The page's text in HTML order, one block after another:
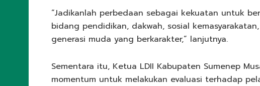
“Jadikanlah perbedaan sebagai kekuatan untuk
bidang pendidikan, dakwah, sosial
generasi muda yang berkarakter,” lanjutnya.
Sementara itu, Ketua LDII Kabupaten Sumenep
momentum untuk melakukan evaluasi terhadap